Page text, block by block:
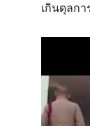
เกินดุลก